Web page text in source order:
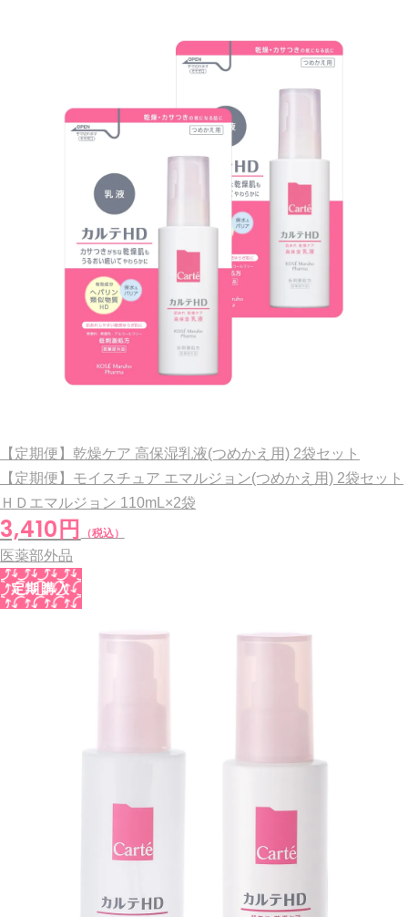
【定期便】乾燥ケア 高保湿乳液(つめかえ用) 2袋セット
【定期便】モイスチュア エマルジョン(つめかえ用) 2袋セット
ＨＤエマルジョン 110mL×2袋
3,410円 （税込）
医薬部外品
定期購入